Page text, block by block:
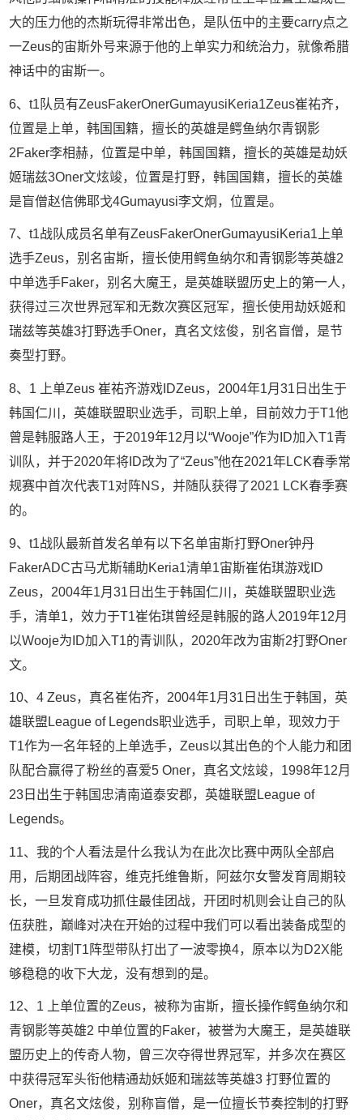
大的压力他的杰斯玩得非常出色，是队伍中的主要carry点之
一Zeus的宙斯外号来源于他的上单实力和统治力，就像希腊
神话中的宙斯一。
6、t1队员有ZeusFakerOnerGumayusiKeria1Zeus崔祐齐，
位置是上单，韩国国籍，擅长的英雄是鳄鱼纳尔青钢影
2Faker李相赫，位置是中单，韩国国籍，擅长的英雄是劫妖
姬瑞兹3Oner文炫竣，位置是打野，韩国国籍，擅长的英雄
是盲僧赵信佛耶戈4Gumayusi李文炯，位置是。
7、t1战队成员名单有ZeusFakerOnerGumayusiKeria1上单
选手Zeus，别名宙斯，擅长使用鳄鱼纳尔和青钢影等英雄2
中单选手Faker，别名大魔王，是英雄联盟历史上的第一人，
获得过三次世界冠军和无数次赛区冠军，擅长使用劫妖姬和
瑞兹等英雄3打野选手Oner，真名文炫俊，别名盲僧，是节
奏型打野。
8、1 上单Zeus 崔祐齐游戏IDZeus，2004年1月31日出生于
韩国仁川，英雄联盟职业选手，司职上单，目前效力于T1他
曾是韩服路人王，于2019年12月以“Wooje”作为ID加入T1青
训队，并于2020年将ID改为了“Zeus”他在2021年LCK春季常
规赛中首次代表T1对阵NS，并随队获得了2021 LCK春季赛
的。
9、t1战队最新首发名单有以下名单宙斯打野Oner钟丹
FakerADC古马尤斯辅助Keria1清单1宙斯崔佑琪游戏ID
Zeus，2004年1月31日出生于韩国仁川，英雄联盟职业选
手，清单1，效力于T1崔佑琪曾经是韩服的路人2019年12月
以Wooje为ID加入T1的青训队，2020年改为宙斯2打野Oner
文。
10、4 Zeus，真名崔佑齐，2004年1月31日出生于韩国，英
雄联盟League of Legends职业选手，司职上单，现效力于
T1作为一名年轻的上单选手，Zeus以其出色的个人能力和团
队配合赢得了粉丝的喜爱5 Oner，真名文炫竣，1998年12月
23日出生于韩国忠清南道泰安郡，英雄联盟League of
Legends。
11、我的个人看法是什么我认为在此次比赛中两队全部启
用，后期团战阵容，维克托维鲁斯，阿兹尔女警发育周期较
长，一旦发育成功抓住最佳团战，开团时机则会让自己的队
伍获胜，巅峰对决在开始的过程中我们可以看出装备成型的
建模，切割T1阵型带队打出了一波零换4，原本以为D2X能
够稳稳的收下大龙，没有想到的是。
12、1 上单位置的Zeus，被称为宙斯，擅长操作鳄鱼纳尔和
青钢影等英雄2 中单位置的Faker，被誉为大魔王，是英雄联
盟历史上的传奇人物，曾三次夺得世界冠军，并多次在赛区
中获得冠军头衔他精通劫妖姬和瑞兹等英雄3 打野位置的
Oner，真名文炫俊，别称盲僧，是一位擅长节奏控制的打野